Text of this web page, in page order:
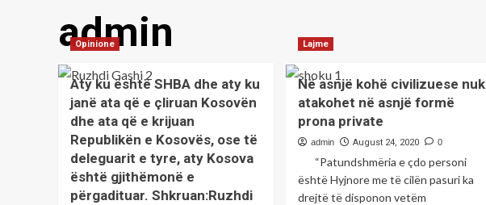
admin
Opinione
Aty ku është SHBA dhe aty ku
janë ata që e çliruan Kosovën
dhe ata që e krijuan
Republikën e Kosovës, ose të
deleguarit e tyre, aty Kosova
është gjithëmonë e
përgadituar. Shkruan:Ruzhdi
Lajme
Në asnjë kohë civilizuese nuk
atakohet në asnjë formë
prona private
admin August 24, 2020 0
“Patundshmëria e çdo personi
është Hyjnore me të cilën pasuri ka
drejtë të disponon vetëm